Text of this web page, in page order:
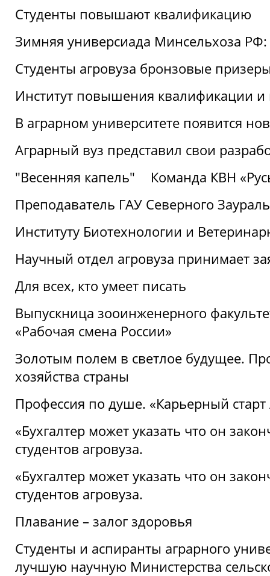
Студенты повышают квалификацию
Зимняя универсиада Минсельхоза
Студенты агровуза бронзовые
Институт повышения квалификации и
В аграрном университете появится
Аграрный вуз представил свои
"Весенняя капель"
Команда КВН
Преподаватель ГАУ Северного
Институту Биотехнологии и
Научный отдел агровуза принимает
Для всех, кто умеет писать
Выпускница зооинженерного
«Рабочая смена России»
Золотым полем в светлое будущее.
хозяйства страны
Профессия по душе. «Карьерный
«Бухгалтер может указать что он
студентов агровуза.
«Бухгалтер может указать что он
студентов агровуза.
Плавание – залог здоровья
Студенты и аспиранты аграрного
лучшую научную Министерства